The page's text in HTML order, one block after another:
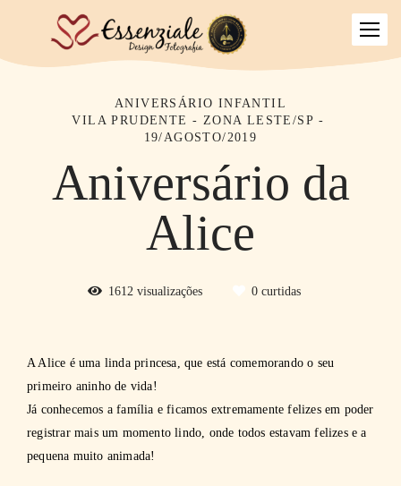
ANIVERSÁRIO INFANTIL
VILA PRUDENTE - ZONA LESTE/SP
19/AGOSTO/2019
Aniversário da
Alice
1612 visualizações 0curtidas
A Alice é uma linda princesa, que está comemorando o seu
primeiro aninho de vida!
Já conhecemos a família e ficamos extremamente felizes em poder
registrar mais um momento lindo, onde todos estavam felizes e a
pequena muito animada!